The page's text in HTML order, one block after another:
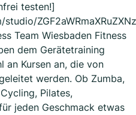
testen!]
Team Wiesbaden Fitness
dem Gerätetraining
an Kursen an, die von
werden. Ob Zumba,
Pilates,
jeden Geschmack etwas